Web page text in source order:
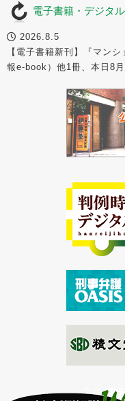
電子書籍・デジタ
2026.8.5
【電子書籍新刊】『マン
報e-book）他1冊、本日8